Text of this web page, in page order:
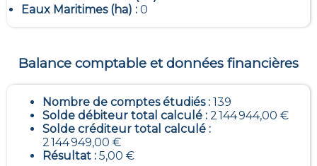
Eaux Maritimes (ha) : 0
Balance comptable et données financières
Nombre de comptes étudiés : 139
Solde débiteur total calculé : 2 144 944,00 €
Solde créditeur total calculé :
2 144 949,00 €
Résultat : 5,00 €